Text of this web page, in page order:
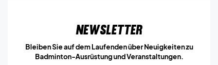
Newsletter
Bleiben Sie auf dem Laufenden über Neuigkeiten zu
Badminton-Ausrüstung und Veranstaltungen.